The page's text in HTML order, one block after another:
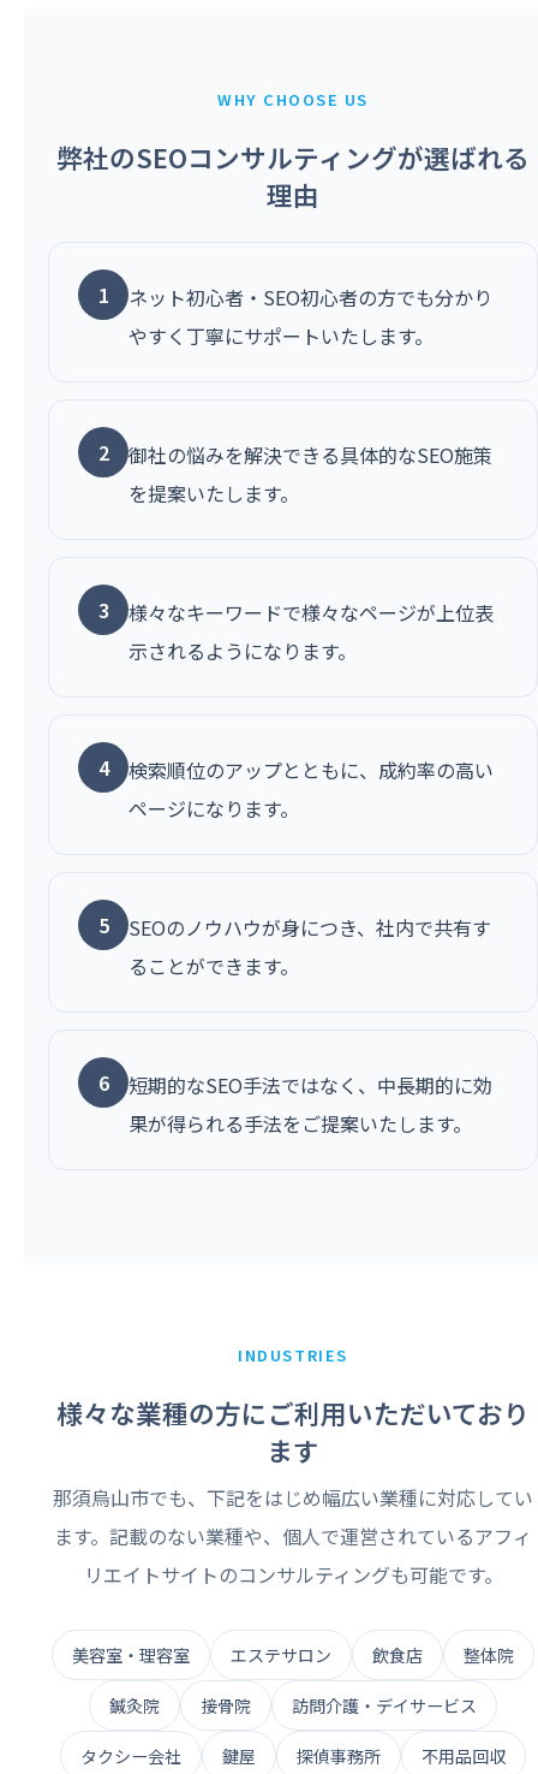
WHY CHOOSE US
弊社のSEOコンサルティングが選ばれる
理由
1
ネット初心者・SEO初心者の方でも分かり
やすく丁寧にサポートいたします。
2
御社の悩みを解決できる具体的なSEO施策
を提案いたします。
3
様々なキーワードで様々なページが上位表
示されるようになります。
4
検索順位のアップとともに、成約率の高い
ページになります。
5
SEOのノウハウが身につき、社内で共有す
ることができます。
6
短期的なSEO手法ではなく、中長期的に効
果が得られる手法をご提案いたします。
INDUSTRIES
様々な業種の方にご利用いただいており
ます
那須烏山市でも、下記をはじめ幅広い業種に対応してい
ます。記載のない業種や、個人で運営されているアフィ
リエイトサイトのコンサルティングも可能です。
美容室・理容室 エステサロン 飲食店 整体院
鍼灸院 接骨院 訪問介護・デイサービス
タクシー会社 鍵屋 探偵事務所 不用品回収